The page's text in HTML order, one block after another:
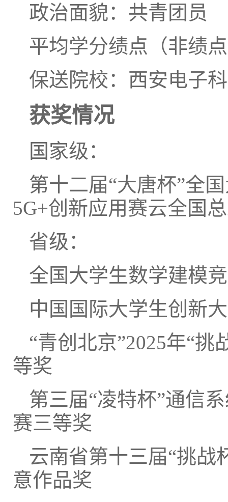
政治面貌：共青团员
平均学分绩点（非绩
保送院校：西安电子
获奖情况
国家级：
第十二届“大唐杯”全
5G+创新应用赛云全国
省级：
全国大学生数学建模
中国国际大学生创新
“青创北京”2025年“
等奖
第三届“凌特杯”通信
赛三等奖
云南省第十三届“挑战
意作品奖